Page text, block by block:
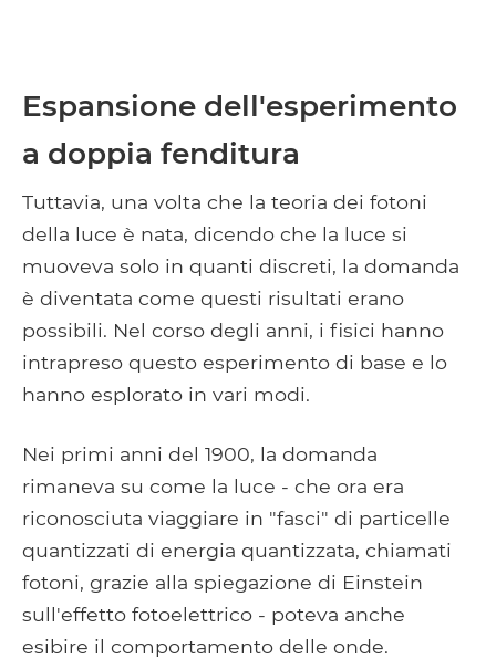
Espansione dell'esperimento
a doppia fenditura
Tuttavia, una volta che la teoria dei fotoni
della luce è nata, dicendo che la luce si
muoveva solo in quanti discreti, la domanda
è diventata come questi risultati erano
possibili. Nel corso degli anni, i fisici hanno
intrapreso questo esperimento di base e lo
hanno esplorato in vari modi.
Nei primi anni del 1900, la domanda
rimaneva su come la luce - che ora era
riconosciuta viaggiare in "fasci" di particelle
quantizzati di energia quantizzata, chiamati
fotoni, grazie alla spiegazione di Einstein
sull'effetto fotoelettrico - poteva anche
esibire il comportamento delle onde.